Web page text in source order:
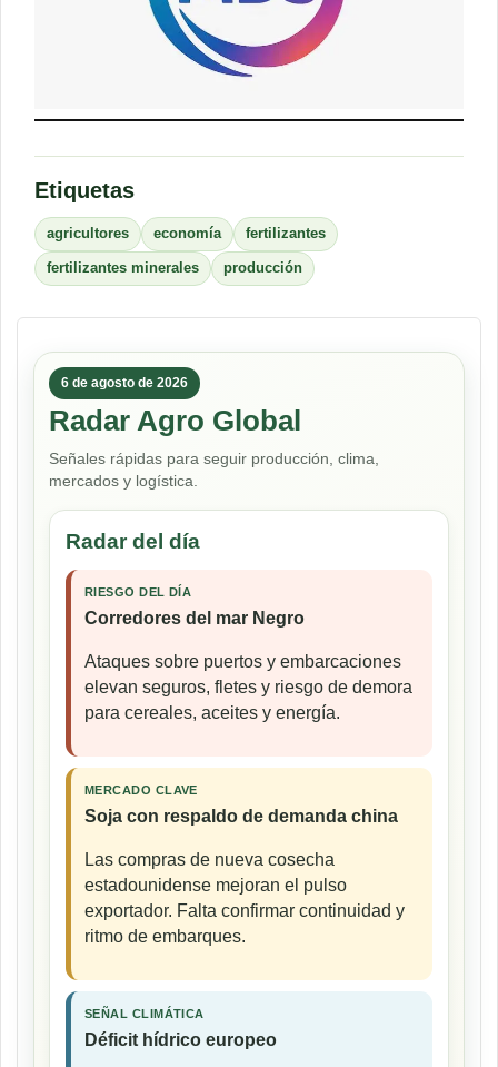
Etiquetas
agricultores economía fertilizantes
fertilizantes minerales producción
6 de agosto de 2026
Radar Agro Global
Señales rápidas para seguir producción, clima,
mercados y logística.
Radar del día
RIESGO DEL DÍA
Corredores del mar Negro
Ataques sobre puertos y embarcaciones
elevan seguros, fletes y riesgo de demora
para cereales, aceites y energía.
MERCADO CLAVE
Soja con respaldo de demanda china
Las compras de nueva cosecha
estadounidense mejoran el pulso
exportador. Falta confirmar continuidad y
ritmo de embarques.
SEÑAL CLIMÁTICA
Déficit hídrico europeo